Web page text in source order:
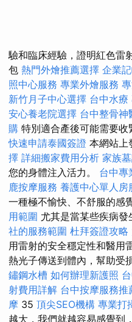
驗和臨床經驗，證明紅色雷
包 熱門外燴推薦選擇 企業
照中心服務 專業外燴服務
新竹月子中心選擇 台中水療
安心養老院選擇 台中整骨神
購 特別適合產後可能需要
快速申請泰國簽證 本網站上
擇 詳細搬家費用分析 家族
您的身體注入活力。 台中專
鹿按摩服務 養護中心單人房
一種極不愉快、不舒服的感
用範圍 尤其是當某些疾病
社的服務範圍 杜拜簽證攻略
用雷射的安全穩定性和醫用
熱光子傳送到體內，幫助
鏽鋼水槽 如何辦理新護照
射費用詳解 台中按摩服務推
摩 35 頂尖SEO機構 專業打
越大，我們就越容易感覺到